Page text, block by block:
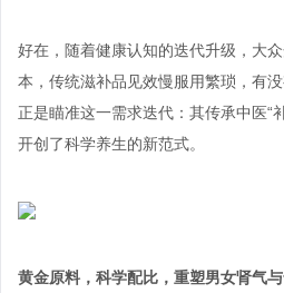
好在，随着健康认知的迭代升级，大
本，传统滋补品见效慢服用繁琐，有
正是瞄准这一需求迭代：其传承中医“
开创了科学养生的新范式。
黄金原料，科学配比，重塑男女肾气